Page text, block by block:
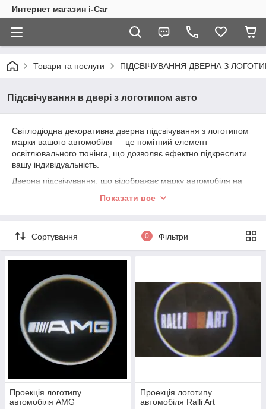
Интернет магазин i-Car
Товари та послуги ПІДСВІЧУВАННЯ ДВЕРНА З
Підсвічування в двері з логотипом авто
Світлодіодна декоративна дверна підсвічування з логотипом
марки вашого автомобіля — це помітний елемент
освітлювального тюнінга, що дозволяє ефектно підкреслити
вашу індивідуальність.
Дверна підсвічування, що відображає марку автомобіля на
це ефектний спосіб залучення уваги до автомобілю на
виході з автомобіля — тепер ви гарантовано не наступіть в
калюжу або бруд. Підсвічування встановлюються в карту
двері.Для монтажу використовується свердло коронка.В
Показати все
Сортування 0 Фільтри
Проекція логотипу
автомобіля AMG
Проекція логотипу
автомобіля Ralli Art